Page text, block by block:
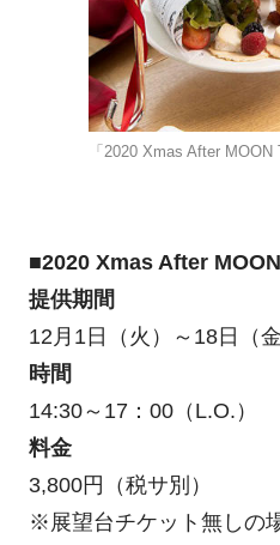
「2020 Xmas After MOON
■2020 Xmas After
提供期間
12月1日（火）～18日（金
時間
14:30～17：00（L.O.）
料金
3,800円（税サ別）
※展望台チケット無しの